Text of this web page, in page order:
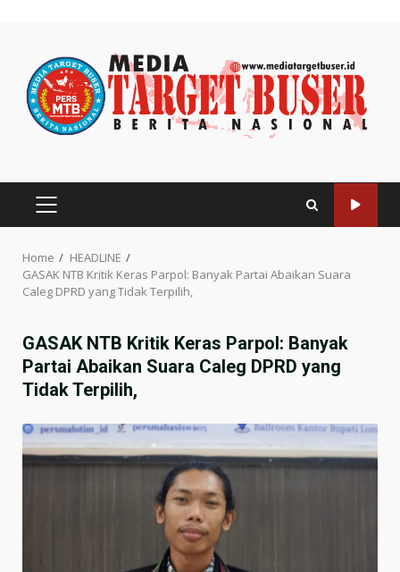
content
PRIMARY
Home
HEADLINE
GASAK NTB Kritik Keras Parpol: Banyak Partai Abaikan Suara
Caleg DPRD yang Tidak Terpilih,
GASAK NTB Kritik Keras Parpol: Banyak
Partai Abaikan Suara Caleg DPRD yang
Tidak Terpilih,